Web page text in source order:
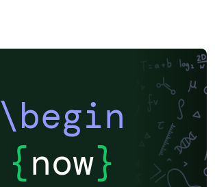
\begin
{now}